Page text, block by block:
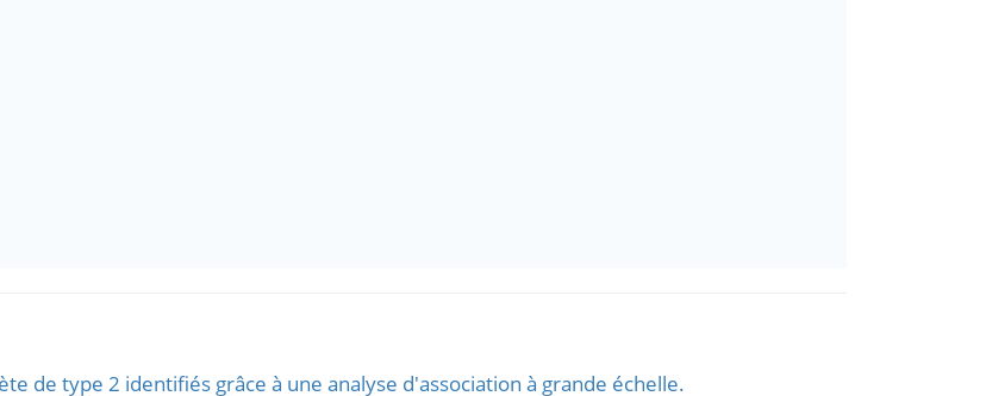
de type 2 identifiés grâce à une analyse d'association à grande échelle.